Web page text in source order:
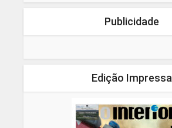
Publicidade
Edição Impressa